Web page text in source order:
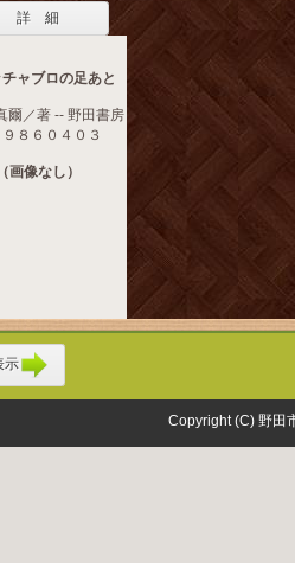
詳 細
ャブロの足あと
／著 -- 野田書房
８６０４０３
（画像なし）
示
Copyright (C) 野田